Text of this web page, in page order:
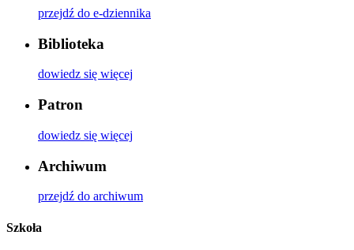
przejdź do e-dziennika
Biblioteka
dowiedz się więcej
Patron
dowiedz się więcej
Archiwum
przejdź do archiwum
Szkoła